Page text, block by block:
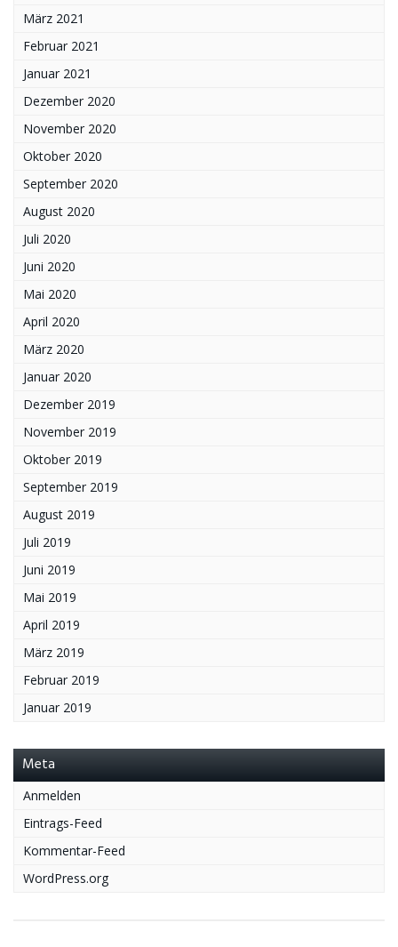
März 2021
Februar 2021
Januar 2021
Dezember 2020
November 2020
Oktober 2020
September 2020
August 2020
Juli 2020
Juni 2020
Mai 2020
April 2020
März 2020
Januar 2020
Dezember 2019
November 2019
Oktober 2019
September 2019
August 2019
Juli 2019
Juni 2019
Mai 2019
April 2019
März 2019
Februar 2019
Januar 2019
Meta
Anmelden
Eintrags-Feed
Kommentar-Feed
WordPress.org